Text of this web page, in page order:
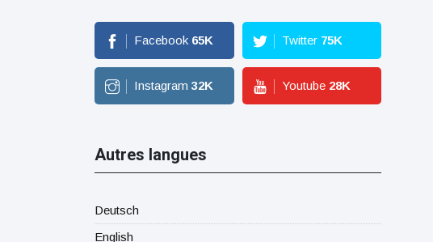
Facebook 65K Twitter 75K
Instagram 32K Youtube 28K
Autres langues
Deutsch
English